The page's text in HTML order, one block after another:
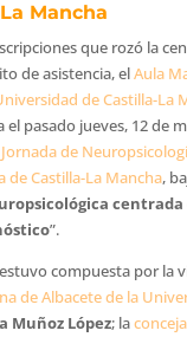
Mancha
que rozó la
de asistencia, elAula
de Castilla-La
el pasado jueves, 12 de
de
de Castilla-La Mancha,
centrada
”.
compuesta por la
de Albacete de la
Muñoz López; la